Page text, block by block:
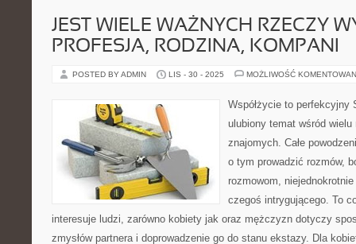
JEST WIELE WAŻNYCH RZECZY
PROFESJA, RODZINA, KOMPANI
POSTED BY ADMIN LIS - 30 - 2025 MOŻLIWOŚĆ
Współżycie to perfekcyjny
ulubiony temat wśród
znajomych. Całe
o tym prowadzić rozmów,
rozmowom,
czegoś intrygującego. To
interesuje ludzi, zarówno kobiety jak oraz mężczyzn dotyczy
zmysłów partnera i doprowadzenie go do stanu ekstazy. Dla